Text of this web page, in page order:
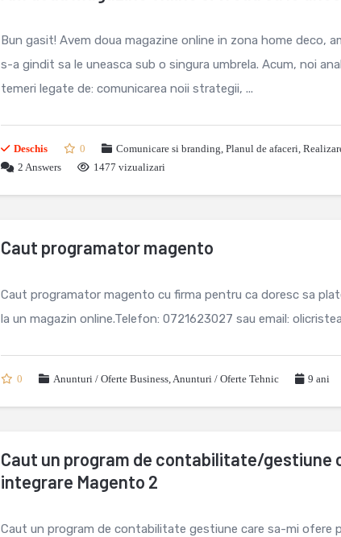
Bun gasit! Avem doua magazine online in zona home deco,
s-a gindit sa le uneasca sub o singura umbrela. Acum, noi
temeri legate de: comunicarea noii strategii, ...
Deschis 0 Comunicare si branding, Planul de afaceri,
2 Answers 1477 vizualizari
Caut programator magento
Caut programator magento cu firma pentru ca doresc sa
la un magazin online.Telefon: 0721623027 sau email:
0 Anunturi / Oferte Business,Anunturi / Oferte Tehnic 9 ani
Caut un program de contabilitate/gestiune
integrare Magento 2
Caut un program de contabilitate gestiune care sa-mi ofere